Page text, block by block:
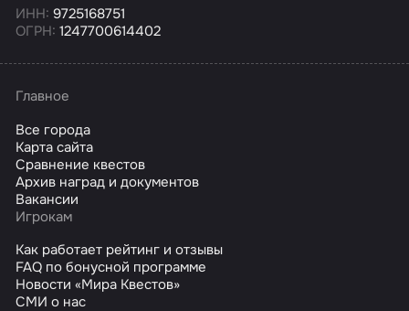
ИНН: 9725168751
ОГРН: 1247700614402
Главное
Все города
Карта сайта
Сравнение квестов
Архив наград и документов
Вакансии
Игрокам
Как работает рейтинг и отзывы
FAQ по бонусной программе
Новости «Мира Квестов»
СМИ о нас